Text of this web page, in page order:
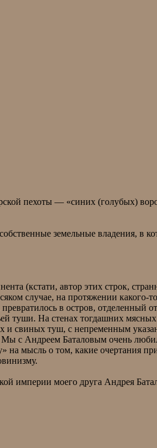
пехоты — «синих (голубых)
земельные владения, в
(кстати, автор этих строк,
случае, на протяжении какого-
в остров, отделенный
туши. На стенах тогдашних
и свиных туш, с непременным
с Андреем Баталовым очень
на мысль о том, какие очертания
империи моего друга Андрея